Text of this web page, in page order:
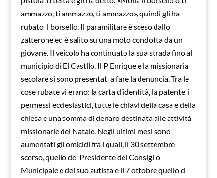
ammazzo, ti ammazzo, ti ammazzo», quindi gli ha
rubato il borsello. Il paramilitare è sceso dallo
zatterone ed è salito su una moto condotta da un
giovane. Il veicolo ha continuato la sua strada fino al
municipio di El Castllo. Il P. Enrique e la missionaria
secolare si sono presentati a fare la denuncia. Tra le
cose rubate vi erano: la carta d’identità, la patente, i
permessi ecclesiastici, tutte le chiavi della casa e della
chiesa e una somma di denaro destinata alle attività
missionarie del Natale. Negli ultimi mesi sono
aumentati gli omicidi fra i quali, il 30 settembre
scorso, quello del Presidente del Consiglio
Municipale e del suo autista e il 7 ottobre quello di